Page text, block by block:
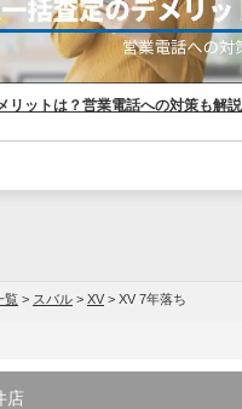
リットは？営業電話への対策も解説
覧 > スバル > XV > XV 7年落ち
店